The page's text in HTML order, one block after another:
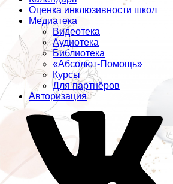
Оценка инклюзивности школ
Медиатека
Видеотека
Аудиотека
Библиотека
«Абсолют-Помощь»
Курсы
Для партнёров
Авторизация